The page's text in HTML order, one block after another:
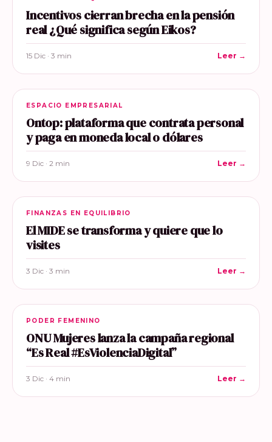
Incentivos cierran brecha en la pensión
real ¿Qué significa según Eikos?
15 Dic · 3 min Leer →
ESPACIO EMPRESARIAL
Ontop: plataforma que contrata personal
y paga en moneda local o dólares
9 Dic · 2 min Leer →
FINANZAS EN EQUILIBRIO
El MIDE se transforma y quiere que lo
visites
3 Dic · 3 min Leer →
PODER FEMENINO
ONU Mujeres lanza la campaña regional
“Es Real #EsViolenciaDigital”
3 Dic · 4 min Leer →